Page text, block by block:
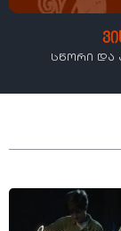
სწორი და